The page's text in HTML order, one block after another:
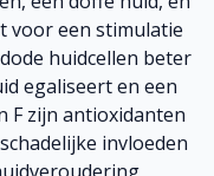
voor een stimulatie
huidcellen beter
egaliseert en een
F zijn antioxidanten
invloeden